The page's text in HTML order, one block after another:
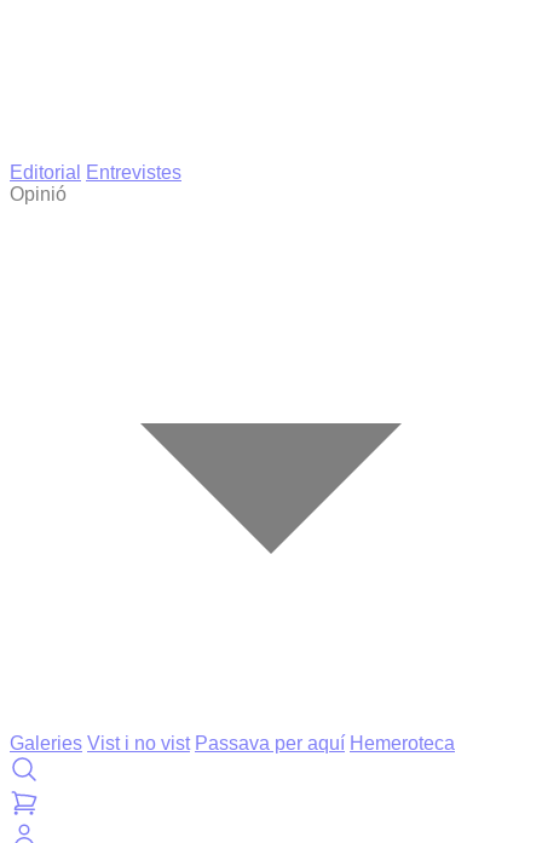
Editorial
Entrevistes
Opinió
Galeries Vist i no vist Passava per aquí Hemeroteca